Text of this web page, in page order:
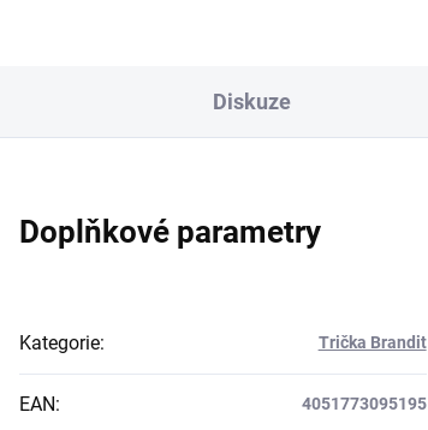
Diskuze
Doplňkové parametry
Kategorie: Trička Brandit
EAN: 4051773095195